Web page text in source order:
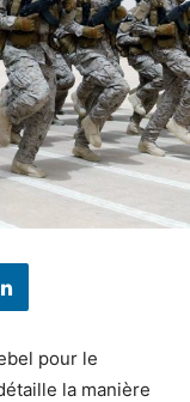
pour le
la manière